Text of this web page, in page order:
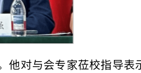
他对与会专家莅校指导表